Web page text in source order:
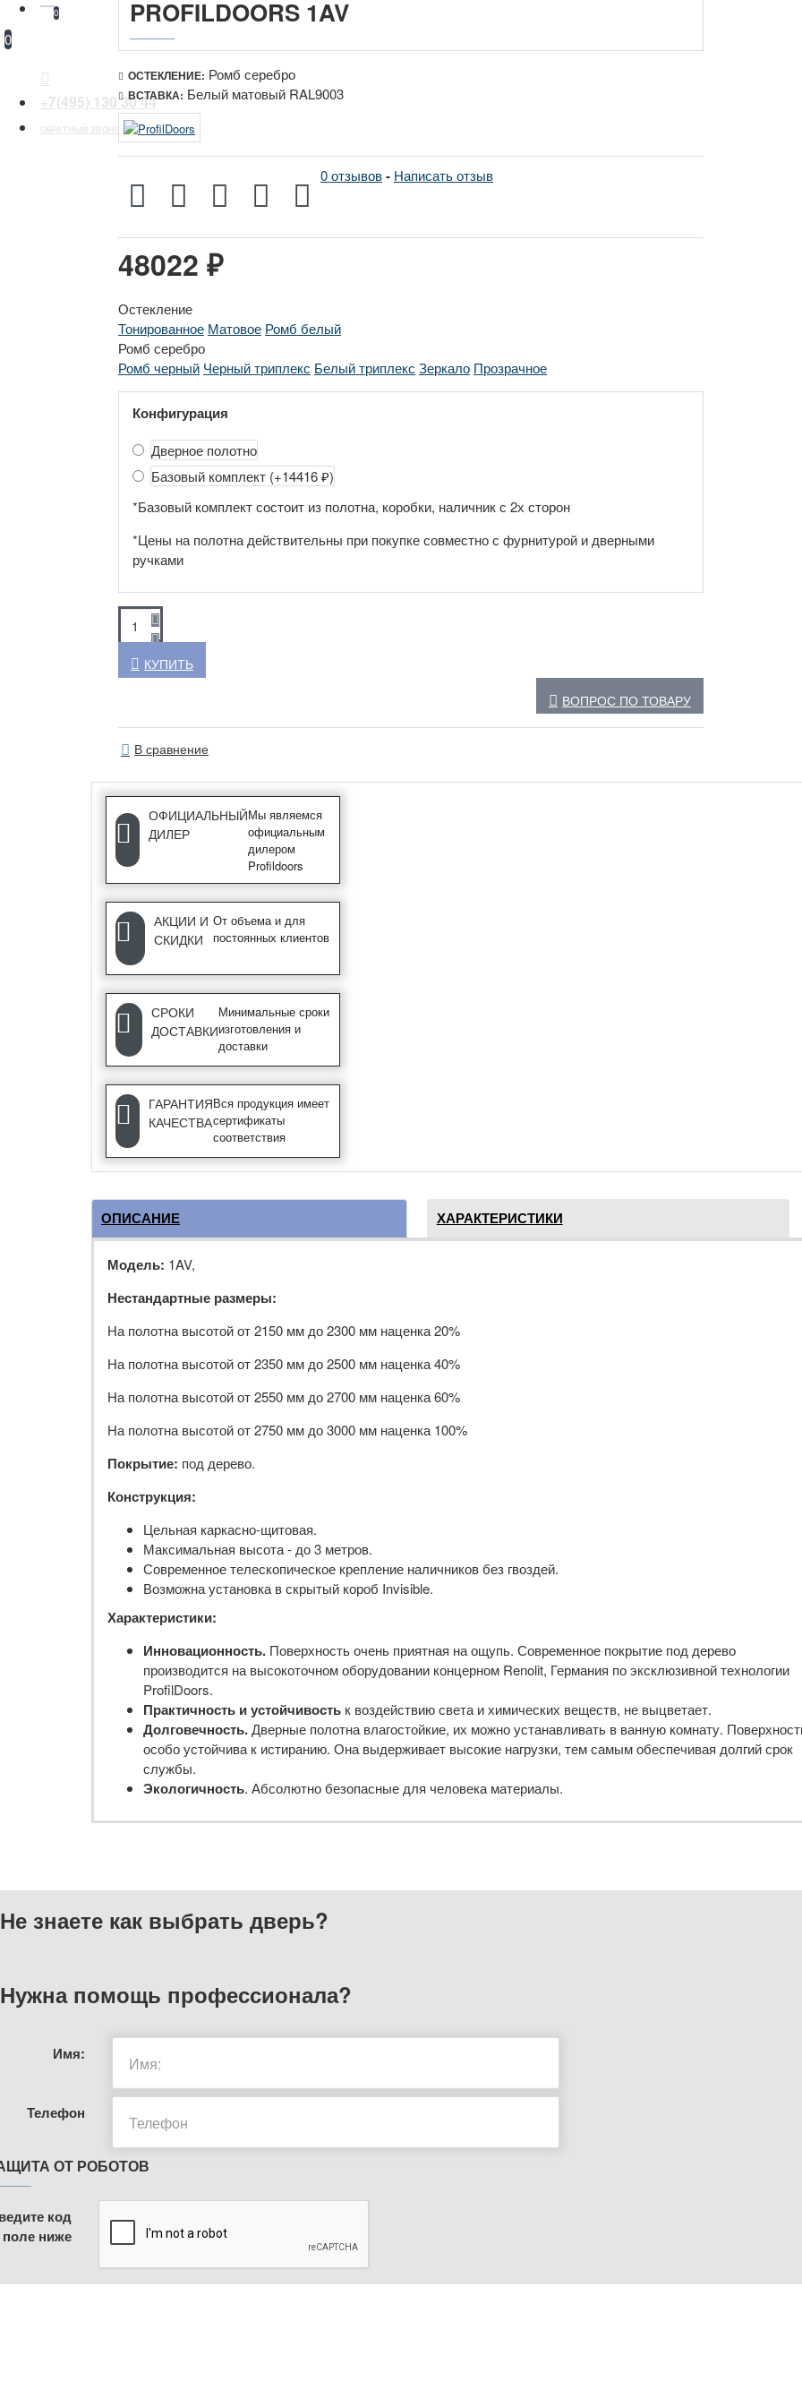
0
0
+7(495) 130 30 44
ОБРАТНЫЙ ЗВОНОК
PROFILDOORS 1AV
ОСТЕКЛЕНИЕ: Ромб серебро
ВСТАВКА: Белый матовый RAL9003
0 отзывов- Написать отзыв
48022 ₽
Остекление
Тонированное Матовое Ромб белый
Ромб серебро
Ромб черный Черный триплекс Белый триплекс Зеркало Прозрачное
Конфигурация
Дверное полотно
Базовый комплект (+14416 ₽)
*Базовый комплект состоит из полотна, коробки, наличник с 2х сторон
*Цены на полотна действительны при покупке совместно с фурнитурой и дверными
ручками
КУПИТЬ
ВОПРОС ПО ТОВАРУ
В сравнение
ОФИЦИАЛЬНЫЙ
ДИЛЕР
Мы являемся
официальным
дилером
Profildoors
АКЦИИ И
СКИДКИ
От объема и для
постоянных клиентов
СРОКИ
ДОСТАВКИ
Минимальные сроки
изготовления и
доставки
ГАРАНТИЯ
КАЧЕСТВА
Вся продукция имеет
сертификаты
соответствия
ОПИСАНИЕ ХАРАКТЕРИСТИКИ
Модель: 1AV,
Нестандартные размеры:
На полотна высотой от 2150 мм до 2300 мм наценка 20%
На полотна высотой от 2350 мм до 2500 мм наценка 40%
На полотна высотой от 2550 мм до 2700 мм наценка 60%
На полотна высотой от 2750 мм до 3000 мм наценка 100%
Покрытие: под дерево.
Конструкция:
Цельная каркасно-щитовая.
Максимальная высота - до 3 метров.
Современное телескопическое крепление наличников без гвоздей.
Возможна установка в скрытый короб Invisible.
Характеристики:
Инновационность. Поверхность очень приятная на ощупь. Современное покрытие под дерево
производится на высокоточном оборудовании концерном Renolit, Германия по эксклюзивной технологии
ProfilDoors.
Практичность и устойчивость к воздействию света и химических веществ, не выцветает.
Долговечность.Дверные полотна влагостойкие, их можно устанавливать в ванную комнату.
особо устойчива к истиранию. Она выдерживает высокие нагрузки, тем самым обеспечивая долгий срок
службы.
Экологичность. Абсолютно безопасные для человека материалы.
Не знаете как выбрать дверь?
Нужна помощь профессионала?
Имя:
Телефон
ОТ РОБОТОВ
код
ниже